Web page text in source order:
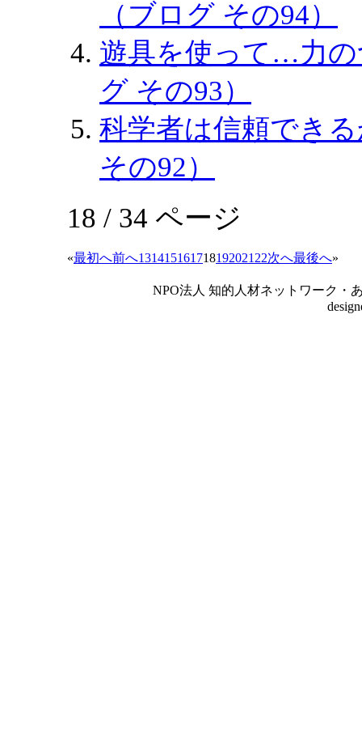
（ブログ その94）
遊具を使って…力
グ その93）
科学者は信頼でき
その92）
18 / 34 ページ
«最初へ前へ131415161718192021 22次へ最後へ»
NPO法人 知的人材ネットワーク・